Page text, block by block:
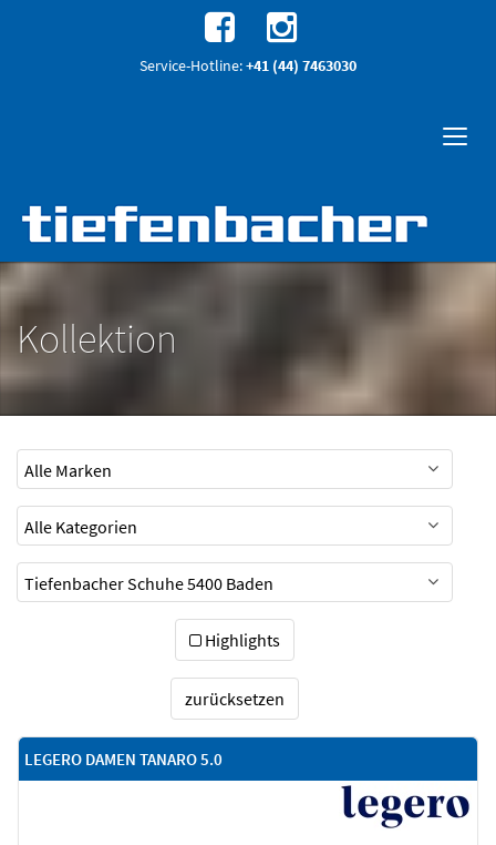
Service-Hotline:+41 (44) 7463030
Kollektion
Highlights
zurücksetzen
LEGERO DAMEN TANARO 5.0